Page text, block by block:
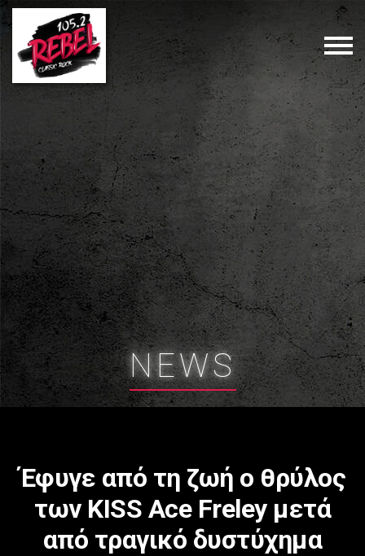
NEWS
Έφυγε από τη ζωή ο θρύλος
των KISS Ace Freley μετά
από τραγικό δυστύχημα